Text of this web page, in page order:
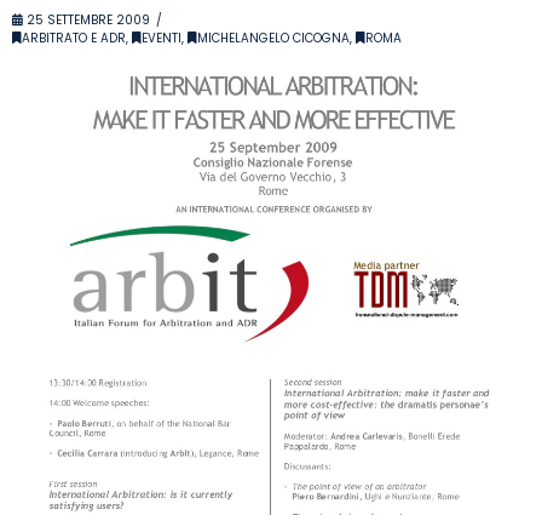
25 SETTEMBRE 2009
ARBITRATO E ADR, EVENTI, MICHELANGELO CICOGNA, ROMA